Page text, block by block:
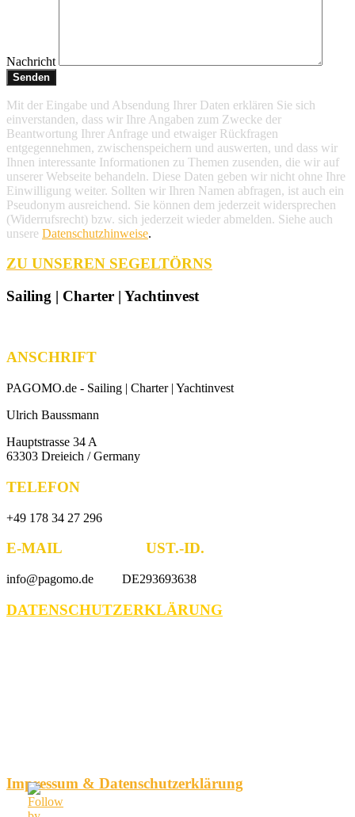
Nachricht
Mit der Eingabe und Absendung Ihrer Daten erklären Sie sich
einverstanden, dass wir Ihre Angaben zum Zwecke der
Beantwortung Ihrer Anfrage und etwaiger Rückfragen
entgegennehmen, zwischenspeichern und auswerten, und dass wir
Ihnen interessante Informationen zu Themen zusenden, die wir auf
unserer Webseite behandeln. Diese Daten geben wir nicht ohne Ihre
Einwilligung weiter. Sollten wir Ihren Namen abfragen, ist auch ein
Pseudonym ausreichend. Sie können dem jederzeit widersprechen
(Widerrufsrecht) bzw. sich jederzeit wieder abmelden. Siehe auch
unsere Datenschutzhinweise.
ZU UNSEREN SEGELTÖRNS
Sailing | Charter | Yachtinvest
ANSCHRIFT
PAGOMO.de - Sailing | Charter | Yachtinvest
Ulrich Baussmann
Hauptstrasse 34 A
63303 Dreieich / Germany
TELEFON
+49 178 34 27 296
E-MAIL UST.-ID.
info@pagomo.de DE293693638
DATENSCHUTZERKLÄRUNG
Impressum & Datenschutzerklärung